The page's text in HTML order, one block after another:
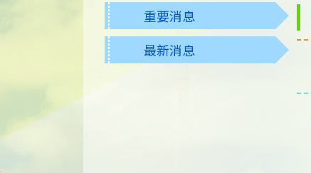
重要消息
最新消息